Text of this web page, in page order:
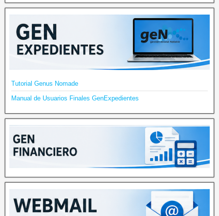
Tutorial Genus Nomade
Manual de Usuarios Finales GenExpedientes